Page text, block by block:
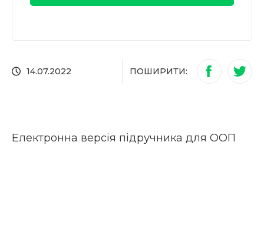
14.07.2022 ПОШИРИТИ:
Електронна версія підручника для ООП